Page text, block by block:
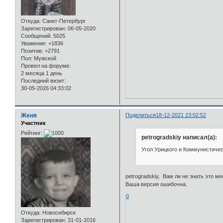
Откуда: Санкт-Петербург
Зарегистрирован: 06-05-2020
Сообщений: 5025
Уважение: +1836
Позитив: +2791
Пол: Мужской
Провел на форуме:
2 месяца 1 день
Последний визит:
30-05-2026 04:33:02
Поделиться18-12-2021 23:02:52
Женя
Участник
Рейтинг:
Откуда: Новосибирск
Зарегистрирован: 31-01-2016
petrogradskiy написал(а):
Угол Урицкого и
petrogradskiy, Вам ли не знать это
Ваша версия ошибочна.
0